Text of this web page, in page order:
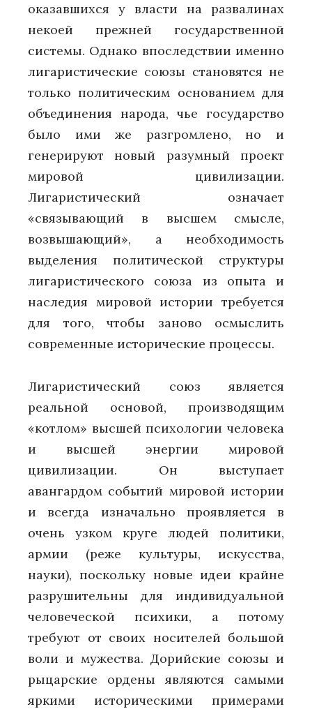
оказавшихся у власти на развалинах
некоей прежней государственной
системы. Однако впоследствии именно
лигаристические союзы становятся не
только политическим основанием для
объединения народа, чье государство
было ими же разгромлено, но и
генерируют новый разумный проект
мировой цивилизации.
Лигаристический означает
«связывающий в высшем смысле,
возвышающий», а необходимость
выделения политической структуры
лигаристического союза из опыта и
наследия мировой истории требуется
для того, чтобы заново осмыслить
современные исторические процессы.
Лигаристический союз является
реальной основой, производящим
«котлом» высшей психологии человека
и высшей энергии мировой
цивилизации. Он выступает
авангардом событий мировой истории
и всегда изначально проявляется в
очень узком круге людей политики,
армии (реже культуры, искусства,
науки), поскольку новые идеи крайне
разрушительны для индивидуальной
человеческой психики, а потому
требуют от своих носителей большой
воли и мужества. Дорийские союзы и
рыцарские ордены являются самыми
яркими историческими примерами